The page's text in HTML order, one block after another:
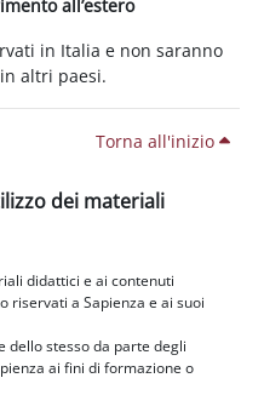
all’estero
in Italia e non saranno
altri paesi.
Torna all'inizio
dei materiali
didattici e ai contenuti
riservati a Sapienza e ai suoi
dello stesso da parte degli
ai fini di formazione o